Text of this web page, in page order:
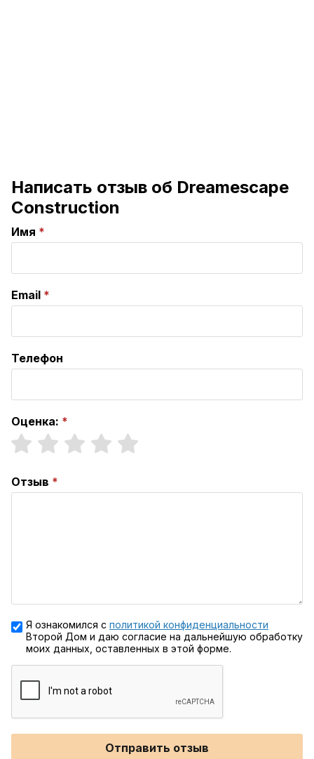
Написать отзыв об Dreamescape
Construction
Имя
Email
Телефон
Оценка:
Отзыв
Я ознакомился с политикой конфиденциальности
Второй Дом и даю согласие на дальнейшую обработку
моих данных, оставленных в этой форме.
Отправить отзыв